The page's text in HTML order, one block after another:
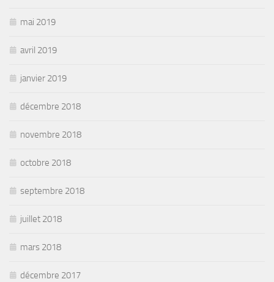
mai 2019
avril 2019
janvier 2019
décembre 2018
novembre 2018
octobre 2018
septembre 2018
juillet 2018
mars 2018
décembre 2017